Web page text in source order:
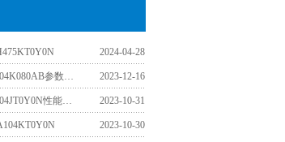
2024-04-28
TDK车规电容CGA3E3X8R1H104K080AB参数详解 2023-12-16
TDK车规电容CGA5L2C0G1H104JT0Y0N性能参数详解 2023-10-31
2023-10-30